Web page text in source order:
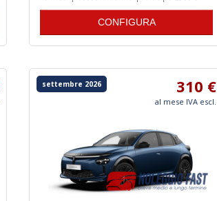
CONFIGURA
settembre 2026 310 €
al mese IVA escl.